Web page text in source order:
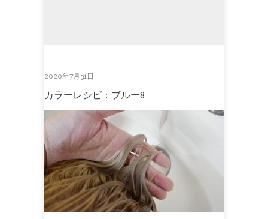
2020年7月31日
カラーレシピ：ブルー8